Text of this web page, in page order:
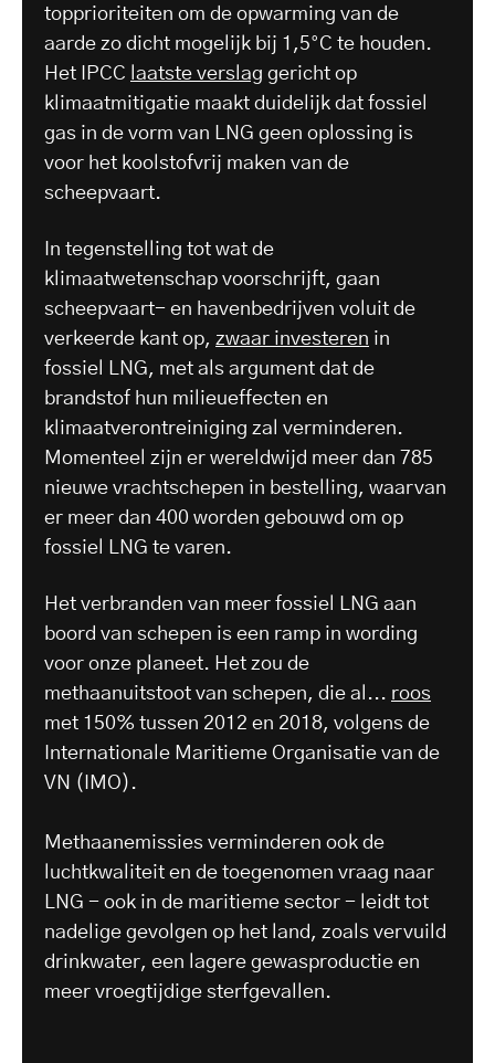
topprioriteiten om de opwarming van de
aarde zo dicht mogelijk bij 1,5°C te houden.
Het IPCC laatste verslag gericht op
klimaatmitigatie maakt duidelijk dat fossiel
gas in de vorm van LNG geen oplossing is
voor het koolstofvrij maken van de
scheepvaart.
In tegenstelling tot wat de
klimaatwetenschap voorschrijft, gaan
scheepvaart- en havenbedrijven voluit de
verkeerde kant op, zwaar investeren in
fossiel LNG, met als argument dat de
brandstof hun milieueffecten en
klimaatverontreiniging zal verminderen.
Momenteel zijn er wereldwijd meer dan 785
nieuwe vrachtschepen in bestelling, waarvan
er meer dan 400 worden gebouwd om op
fossiel LNG te varen.
Het verbranden van meer fossiel LNG aan
boord van schepen is een ramp in wording
voor onze planeet. Het zou de
methaanuitstoot van schepen, die al... roos
met 150% tussen 2012 en 2018, volgens de
Internationale Maritieme Organisatie van de
VN (IMO).
Methaanemissies verminderen ook de
luchtkwaliteit en de toegenomen vraag naar
LNG - ook in de maritieme sector - leidt tot
nadelige gevolgen op het land, zoals vervuild
drinkwater, een lagere gewasproductie en
meer vroegtijdige sterfgevallen.